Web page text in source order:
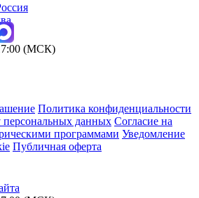
(МСК)
Политика конфиденциальности
персональных данных Согласие на
программами Уведомление
Публичная оферта